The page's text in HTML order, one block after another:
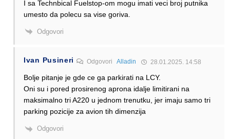
I sa Technbical Fuelstop-om mogu imati veci broj putnika
umesto da polecu sa vise goriva.
Odgovori
Ivan Pusineri OdgovoriAlladin 28.01.2025. 14:58
Bolje pitanje je gde ce ga parkirati na LCY.
Oni su i pored prosirenog aprona idalje limitirani na
maksimalno tri A220 u jednom trenutku, jer imaju samo tri
parking pozicije za avion tih dimenzija
Odgovori